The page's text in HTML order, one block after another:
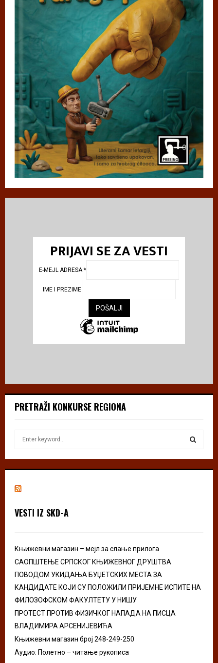
PRIJAVI SE ZA VESTI
E-MEJL ADRESA*
IME I PREZIME
PRETRAŽI KONKURSE REGIONA
h
r
S
VESTI IZ SKD-A
Књижевни магазин – мејл за слање прилога
САОПШТЕЊЕ СРПСКОГ КЊИЖЕВНОГ ДРУШТВА
ПОВОДОМ УКИДАЊА БУЏЕТСКИХ МЕСТА ЗА
КАНДИДАТЕ КОЈИ СУ ПОЛОЖИЛИ ПРИЈЕМНЕ ИСПИТЕ НА
ФИЛОЗОФСКОМ ФАКУЛТЕТУ У НИШУ
ПРОТЕСТ ПРОТИВ ФИЗИЧКОГ НАПАДА НА ПИСЦА
ВЛАДИМИРА АРСЕНИЈЕВИЋА
Књижевни магазин број 248-249-250
Аудио: Полетно – читање рукописа